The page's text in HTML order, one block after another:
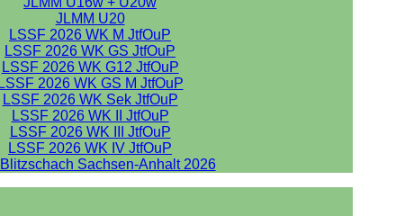
JLMM U20
LSSF 2026 WK M JtfOuP
LSSF 2026 WK GS JtfOuP
LSSF 2026 WK G12 JtfOuP
LSSF 2026 WK GS M JtfOuP
LSSF 2026 WK Sek JtfOuP
LSSF 2026 WK II JtfOuP
LSSF 2026 WK III JtfOuP
LSSF 2026 WK IV JtfOuP
Blitzschach Sachsen-Anhalt 2026